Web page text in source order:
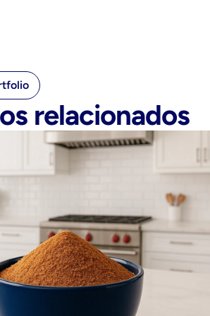
relacionados